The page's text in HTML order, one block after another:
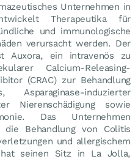
Unternehmen in
Therapeutika für
und immunologische
verursacht werden. Der
Auxora, ein intravenös zu
Calcium-Releasing-
(CRAC) zur Behandlung
induzierter
Nierenschädigung sowie
Das Unternehmen
Behandlung von Colitis
und allergischem
hat seinen Sitz in La Jolla,